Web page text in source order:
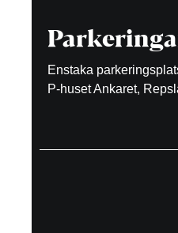
Enstaka
P-huset Ankaret,